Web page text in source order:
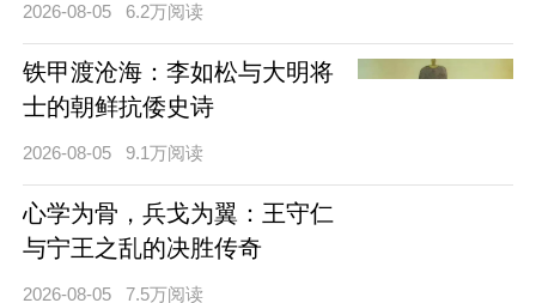
2026-08-05 6.2万阅读
铁甲渡沧海：李如松与大明将
士的朝鲜抗倭史诗
2026-08-05 9.1万阅读
心学为骨，兵戈为翼：王守仁
与宁王之乱的决胜传奇
2026-08-05 7.5万阅读